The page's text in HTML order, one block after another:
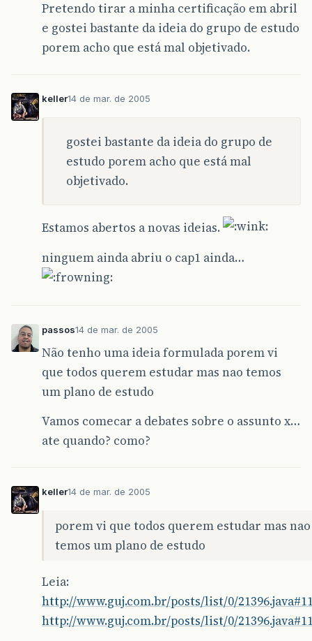
Pretendo tirar a minha certificação em abril
e gostei bastante da ideia do grupo de estudo
porem acho que está mal objetivado.
keller14 de mar. de 2005
gostei bastante da ideia do grupo de
estudo porem acho que está mal
objetivado.
Estamos abertos a novas ideias.
ninguem ainda abriu o cap1 ainda…
passos14 de mar. de 2005
Não tenho uma ideia formulada porem vi
que todos querem estudar mas nao temos
um plano de estudo
Vamos comecar a debates sobre o assunto x…
ate quando? como?
keller14 de mar. de 2005
porem vi que todos querem estudar mas nao
temos um plano de estudo
Leia:
http://www.guj.com.br/posts/list/0/
http://www.guj.com.br/posts/list/0/